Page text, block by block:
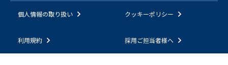
個人情報の取り扱い クッキーポリシー
利用規約 採用ご担当者様へ